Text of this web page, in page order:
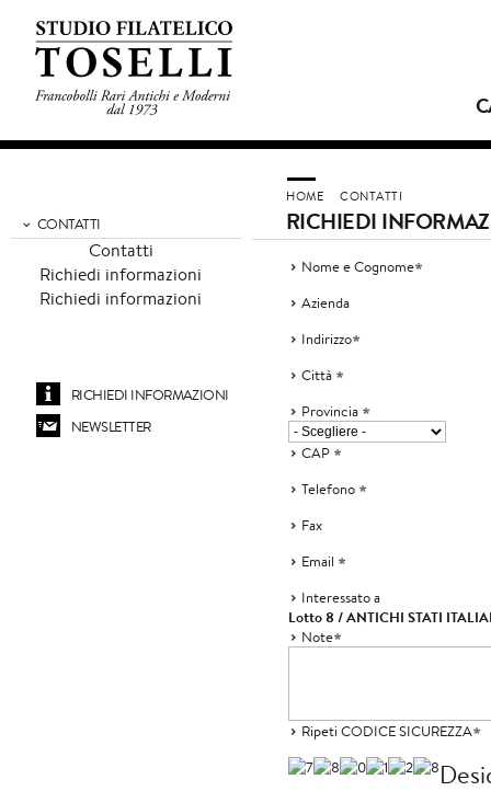
CONTATTI
Contatti
Richiedi informazioni
Richiedi informazioni
RICHIEDI INFORMAZIONI
NEWSLETTER
HOME CONTATTI
RICHIEDI
Nome e Cognome
Azienda
Indirizzo
Città
Provincia
CAP
Telefono
Fax
Email
Interessato a
Lotto 8 / ANTICHI STATI
Note
Ripeti CODICE SICUREZZA